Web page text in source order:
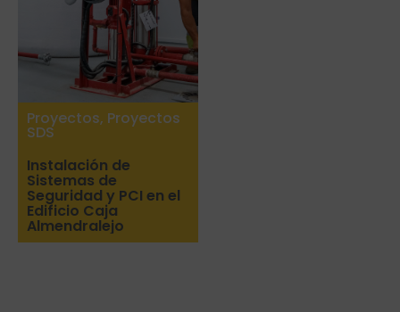
Proyectos, Proyectos
SDS
Instalación de
Sistemas de
Seguridad y PCI en el
Edificio Caja
Almendralejo